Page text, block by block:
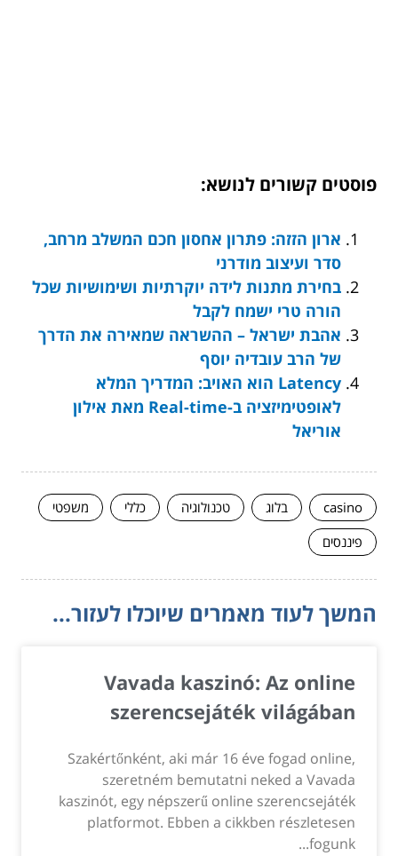
פוסטים קשורים לנושא:
ארון הזזה: פתרון אחסון חכם המשלב מרחב,
סדר ועיצוב מודרני
בחירת מתנות לידה יוקרתיות ושימושיות שכל
הורה טרי ישמח לקבל
אהבת ישראל – ההשראה שמאירה את הדרך
של הרב עובדיה יוסף
Latency הוא האויב: המדריך המלא
לאופטימיזציה ב-Real-time מאת אילון
אוריאל
casino בלוג טכנולוגיה כללי
משפטי
פיננסים
המשך לעוד מאמרים שיוכלו לעזור...
Vavada kaszinó: Az online
szerencsejáték világában
Szakértőnként, aki már 16 éve fogad online,
szeretném bemutatni neked a Vavada
kaszinót, egy népszerű online szerencsejáték
platformot. Ebben a cikkben részletesen
fogunk...